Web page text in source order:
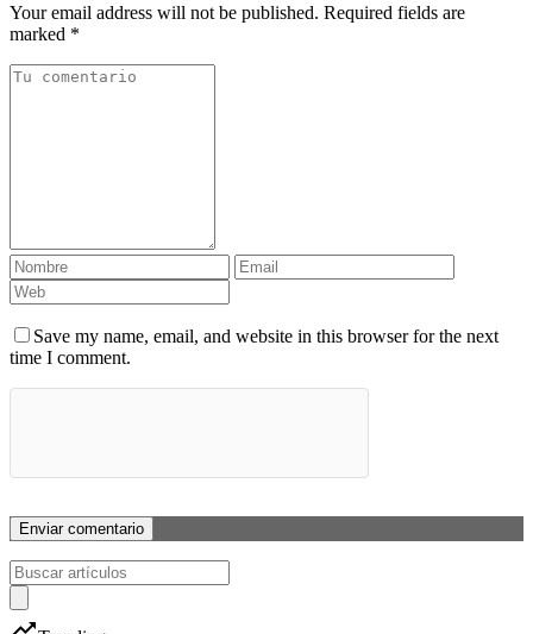
Your email address will not be published. Required fields are
marked *
Save my name, email, and website in this browser for the next
time I comment.